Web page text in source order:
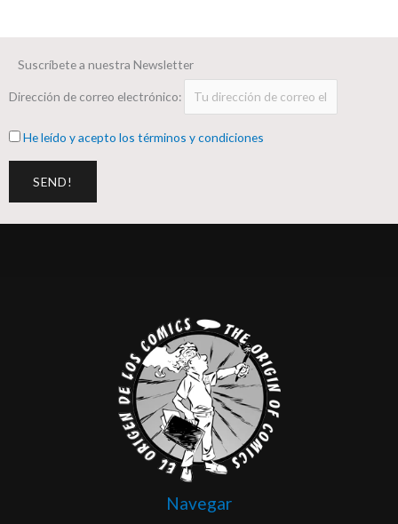
Suscríbete a nuestra Newsletter
Dirección de correo electrónico:
He leído y acepto los términos y condiciones
Navegar